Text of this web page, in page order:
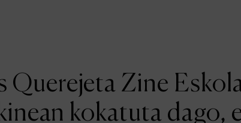
Querejeta Zine
kokatuta dago,